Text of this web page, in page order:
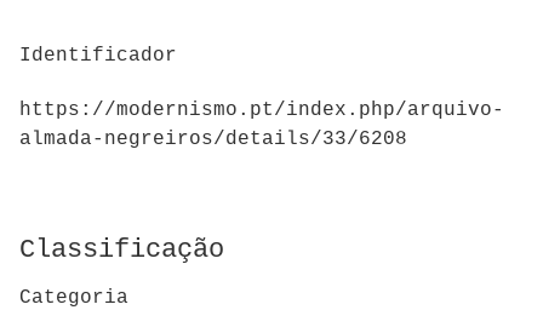
Identificador
https://modernismo.pt/index.php/arquivo-
almada-negreiros/details/33/6208
Classificação
Categoria